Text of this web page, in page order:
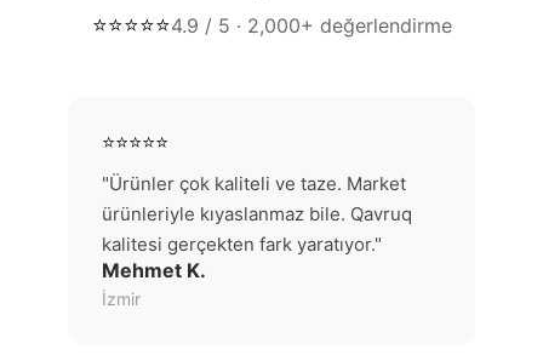
⭐⭐⭐⭐⭐4.9 / 5 · 2,000+ değerlendirme
⭐⭐⭐⭐⭐
"Ürünler çok kaliteli ve taze. Market
ürünleriyle kıyaslanmaz bile. Qavruq
kalitesi gerçekten fark yaratıyor."
Mehmet K.
İzmir